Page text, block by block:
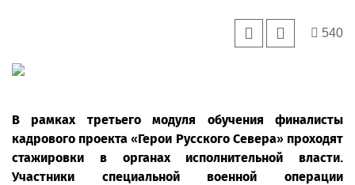
540
В рамках третьего модуля обучения финалисты
кадрового проекта «Герои Русского Севера» проходят
стажировки в органах исполнительной власти.
Участники специальной военной операции